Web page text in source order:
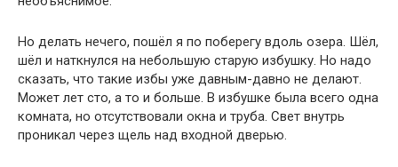
Но делать нечего, пошёл я по поберегу вдоль озера. Шёл,
шёл и наткнулся на небольшую старую избушку. Но надо
сказать, что такие избы уже давным-давно не делают.
Может лет сто, а то и больше. В избушке была всего одна
комната, но отсутствовали окна и труба. Свет внутрь
проникал через щель над входной дверью.